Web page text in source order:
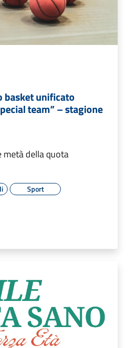
basket unificato
team” – stagione
della quota
Sport